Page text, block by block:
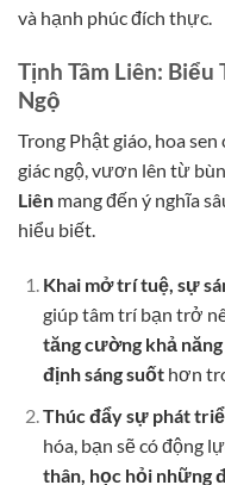
và hạnh phúc đích thực.
Tịnh Tâm Liên: Biểu
Ngộ
Trong Phật giáo, hoa
giác ngộ, vươn lên từ
Liên mang đến ý nghĩa
hiểu biết.
Khai mở trí tuệ, sự
giúp tâm trí bạn trở
tăng cường khả
định sáng suốthơn
Thúc đẩy sự phát
hóa, bạn sẽ có động
thân, học hỏi những